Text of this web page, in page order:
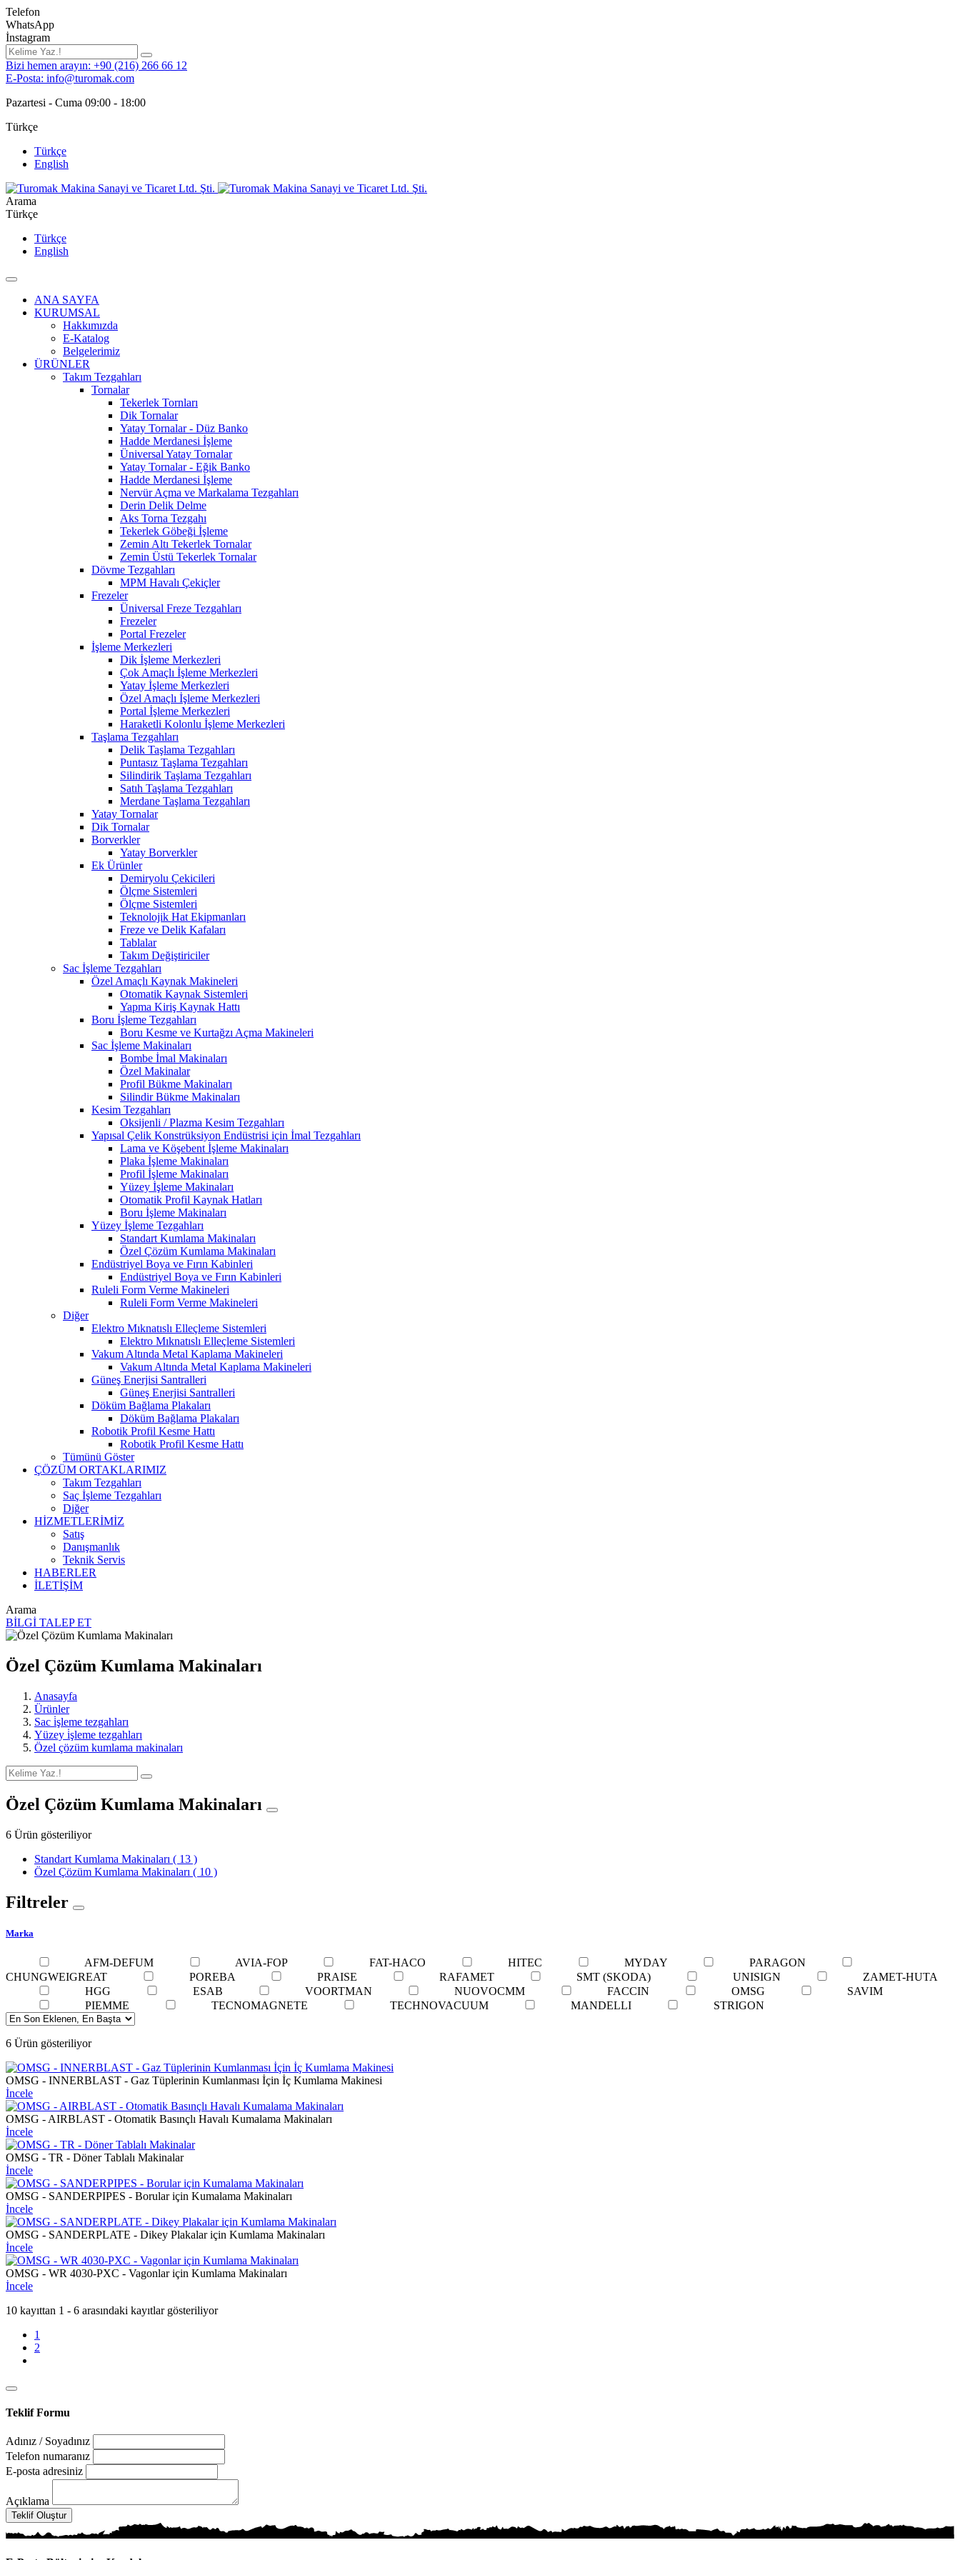
Telefon
WhatsApp
İnstagram
Bizi hemen arayın: +90 (216) 266 66 12
E-Posta: info@turomak.com
Pazartesi - Cuma 09:00 - 18:00
Türkçe
Türkçe
English
Arama
Türkçe
Türkçe
English
ANA SAYFA
KURUMSAL
Hakkımızda
E-Katalog
Belgelerimiz
ÜRÜNLER
Takım Tezgahları
Tornalar
Tekerlek Tornları
Dik Tornalar
Yatay Tornalar - Düz Banko
Hadde Merdanesi İşleme
Üniversal Yatay Tornalar
Yatay Tornalar - Eğik Banko
Hadde Merdanesi İşleme
Nervür Açma ve Markalama Tezgahları
Derin Delik Delme
Aks Torna Tezgahı
Tekerlek Göbeği İşleme
Zemin Altı Tekerlek Tornalar
Zemin Üstü Tekerlek Tornalar
Dövme Tezgahları
MPM Havalı Çekiçler
Frezeler
Üniversal Freze Tezgahları
Frezeler
Portal Frezeler
İşleme Merkezleri
Dik İşleme Merkezleri
Çok Amaçlı İşleme Merkezleri
Yatay İşleme Merkezleri
Özel Amaçlı İşleme Merkezleri
Portal İşleme Merkezleri
Haraketli Kolonlu İşleme Merkezleri
Taşlama Tezgahları
Delik Taşlama Tezgahları
Puntasız Taşlama Tezgahları
Silindirik Taşlama Tezgahları
Satıh Taşlama Tezgahları
Merdane Taşlama Tezgahları
Yatay Tornalar
Dik Tornalar
Borverkler
Yatay Borverkler
Ek Ürünler
Demiryolu Çekicileri
Ölçme Sistemleri
Ölçme Sistemleri
Teknolojik Hat Ekipmanları
Freze ve Delik Kafaları
Tablalar
Takım Değiştiriciler
Sac İşleme Tezgahları
Özel Amaçlı Kaynak Makineleri
Otomatik Kaynak Sistemleri
Yapma Kiriş Kaynak Hattı
Boru İşleme Tezgahları
Boru Kesme ve Kurtağzı Açma Makineleri
Sac İşleme Makinaları
Bombe İmal Makinaları
Özel Makinalar
Profil Bükme Makinaları
Silindir Bükme Makinaları
Kesim Tezgahları
Oksijenli / Plazma Kesim Tezgahları
Yapısal Çelik Konstrüksiyon Endüstrisi için İmal Tezgahları
Lama ve Köşebent İşleme Makinaları
Plaka İşleme Makinaları
Profil İşleme Makinaları
Yüzey İşleme Makinaları
Otomatik Profil Kaynak Hatları
Boru İşleme Makinaları
Yüzey İşleme Tezgahları
Standart Kumlama Makinaları
Özel Çözüm Kumlama Makinaları
Endüstriyel Boya ve Fırın Kabinleri
Endüstriyel Boya ve Fırın Kabinleri
Ruleli Form Verme Makineleri
Ruleli Form Verme Makineleri
Diğer
Elektro Mıknatıslı Elleçleme Sistemleri
Elektro Mıknatıslı Elleçleme Sistemleri
Vakum Altında Metal Kaplama Makineleri
Vakum Altında Metal Kaplama Makineleri
Güneş Enerjisi Santralleri
Güneş Enerjisi Santralleri
Döküm Bağlama Plakaları
Döküm Bağlama Plakaları
Robotik Profil Kesme Hattı
Robotik Profil Kesme Hattı
Tümünü Göster
ÇÖZÜM ORTAKLARIMIZ
Takım Tezgahları
Saç İşleme Tezgahları
Diğer
HİZMETLERİMİZ
Satış
Danışmanlık
Teknik Servis
HABERLER
İLETİŞİM
Arama
BİLGİ TALEP ET
Özel Çözüm Kumlama Makinaları
Anasayfa
Ürünler
Sac i̇şleme tezgahları
Yüzey i̇şleme tezgahları
Özel çözüm kumlama makinaları
Özel Çözüm Kumlama Makinaları
6 Ürün gösteriliyor
Standart Kumlama Makinaları ( 13 )
Özel Çözüm Kumlama Makinaları ( 10 )
Filtreler
Marka
AFM-DEFUM AVIA-FOP FAT-HACO HITEC MYDAY
PARAGON
CHUNGWEIGREAT
POREBA PRAISE RAFAMET SMT (SKODA) UNISIGN
ZAMET-HUTA
HGG
ESAB VOORTMAN NUOVOCMM FACCIN OMSG
SAVIM
PIEMME
TECNOMAGNETE TECHNOVACUUM MANDELLI STRIGON
6 Ürün gösteriliyor
OMSG - INNERBLAST - Gaz Tüplerinin Kumlanması İçin İç Kumlama Makinesi
İncele
OMSG - AIRBLAST - Otomatik Basınçlı Havalı Kumalama Makinaları
İncele
OMSG - TR - Döner Tablalı Makinalar
İncele
OMSG - SANDERPIPES - Borular için Kumalama Makinaları
İncele
OMSG - SANDERPLATE - Dikey Plakalar için Kumlama Makinaları
İncele
OMSG - WR 4030-PXC - Vagonlar için Kumlama Makinaları
İncele
10 kayıttan 1 - 6 arasındaki kayıtlar gösteriliyor
1
2
Teklif Formu
Adınız / Soyadınız
Telefon numaranız
E-posta adresiniz
Açıklama
Teklif Oluştur